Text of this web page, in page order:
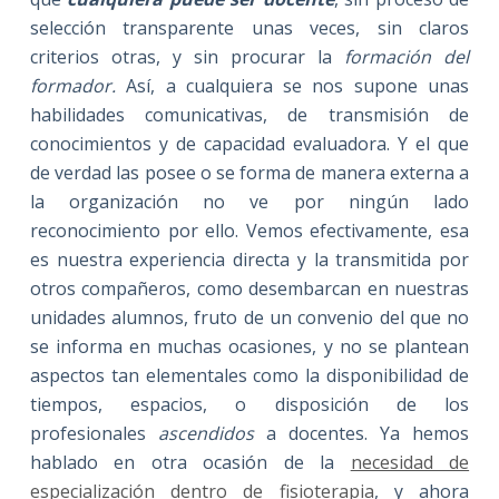
selección transparente unas veces, sin claros
criterios otras, y sin procurar la formación del
formador.Así, a cualquiera se nos supone unas
habilidades comunicativas, de transmisión de
conocimientos y de capacidad evaluadora. Y el que
de verdad las posee o se forma de manera externa a
la organización no ve por ningún lado
reconocimiento por ello. Vemos efectivamente, esa
es nuestra experiencia directa y la transmitida por
otros compañeros, como desembarcan en nuestras
unidades alumnos, fruto de un convenio del que no
se informa en muchas ocasiones, y no se plantean
aspectos tan elementales como la disponibilidad de
tiempos, espacios, o disposición de los
profesionales ascendidosa docentes. Ya hemos
hablado en otra ocasión de la necesidad de
especialización dentro de fisioterapia, y ahora